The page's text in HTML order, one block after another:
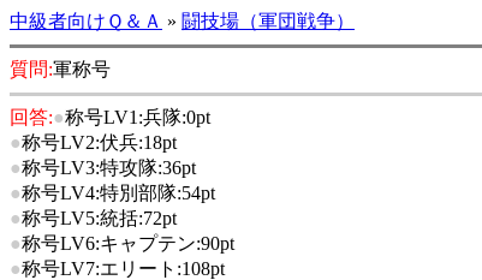
中級者向けＱ＆Ａ » 闘技場（軍団戦争）
質問:軍称号
回答:●称号LV1:兵隊:0pt
●称号LV2:伏兵:18pt
●称号LV3:特攻隊:36pt
●称号LV4:特別部隊:54pt
●称号LV5:統括:72pt
●称号LV6:キャプテン:90pt
●称号LV7:エリート:108pt